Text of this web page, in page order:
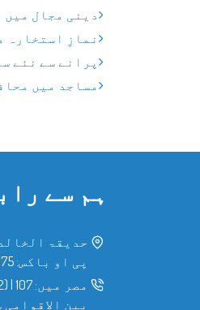
دینی مجال میں
نمازِ استخارہ
پرانے سے نئے
مساجد میں
ہم سے
حدیقۃ
پی او باکس: 11675
مصر میں: 107
(02) 25970400
بین الاقوامی